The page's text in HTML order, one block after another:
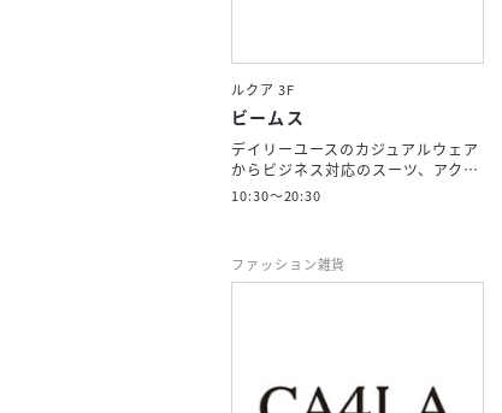
ルクア 3F
ビームス
デイリーユースのカジュアルウェア
からビジネス対応のスーツ、アク…
10:30～20:30
ファッション雑貨